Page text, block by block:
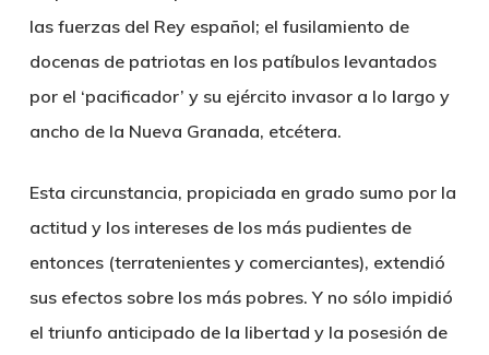
las fuerzas del Rey español; el fusilamiento de
docenas de patriotas en los patíbulos levantados
por el ‘pacificador’ y su ejército invasor a lo largo y
ancho de la Nueva Granada, etcétera.
Esta circunstancia, propiciada en grado sumo por la
actitud y los intereses de los más pudientes de
entonces (terratenientes y comerciantes), extendió
sus efectos sobre los más pobres. Y no sólo impidió
el triunfo anticipado de la libertad y la posesión de